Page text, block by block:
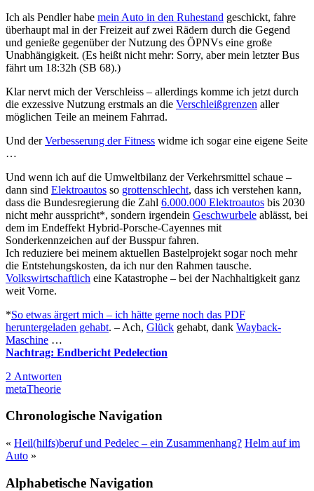
Ich als Pendler habe mein Auto in den Ruhestand geschickt, fahre
überhaupt mal in der Freizeit auf zwei Rädern durch die Gegend
und genieße gegenüber der Nutzung des ÖPNVs eine große
Unabhängigkeit. (Es heißt nicht mehr: Sorry, aber mein letzter Bus
fährt um 18:32h (SB 68).)
Klar nervt mich der Verschleiss – allerdings komme ich jetzt durch
die exzessive Nutzung erstmals an die Verschleißgrenzen aller
möglichen Teile an meinem Fahrrad.
Und derVerbesserung der Fitness widme ich sogar eine eigene Seite
…
Und wenn ich auf die Umweltbilanz der Verkehrsmittel schaue –
dann sind Elektroautos so grottenschlecht, dass ich verstehen kann,
dass die Bundesregierung die Zahl 6.000.000 Elektroautos bis 2030
nicht mehr ausspricht*, sondern irgendein Geschwurbele ablässt, bei
dem im Endeffekt Hybrid-Porsche-Cayennes mit
Sonderkennzeichen auf der Busspur fahren.
Ich reduziere bei meinem aktuellen Bastelprojekt sogar noch mehr
die Entstehungskosten, da ich nur den Rahmen tausche.
Volkswirtschaftlich eine Katastrophe – bei der Nachhaltigkeit ganz
weit Vorne.
*So etwas ärgert mich – ich hätte gerne noch das PDF
heruntergeladen gehabt. – Ach, Glück gehabt, dank Wayback-
Maschine …
Nachtrag: Endbericht Pedelection
2 Antworten
metaTheorie
Chronologische Navigation
« Heil(hilfs)beruf und Pedelec – ein Zusammenhang? Helm auf im
Auto »
Alphabetische Navigation